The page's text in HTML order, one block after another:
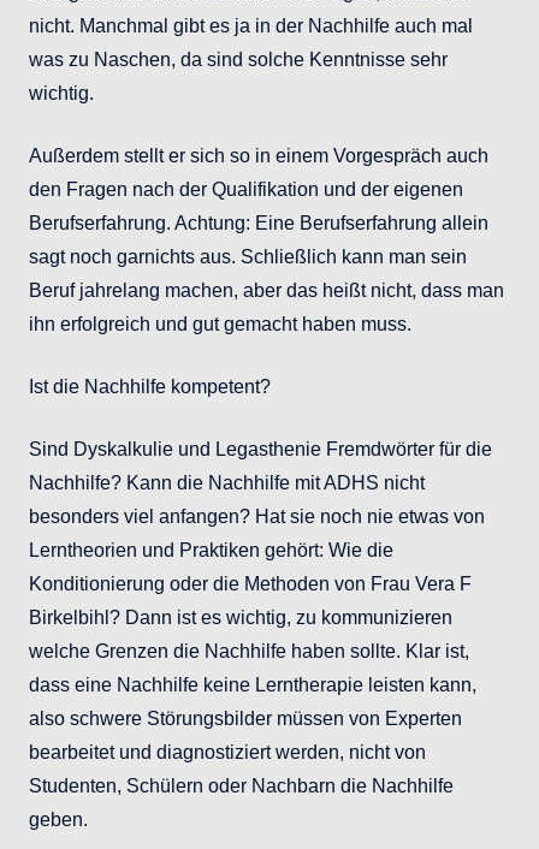
nicht. Manchmal gibt es ja in der Nachhilfe auch mal
was zu Naschen, da sind solche Kenntnisse sehr
wichtig.
Außerdem stellt er sich so in einem Vorgespräch auch
den Fragen nach der Qualifikation und der eigenen
Berufserfahrung. Achtung: Eine Berufserfahrung allein
sagt noch garnichts aus. Schließlich kann man sein
Beruf jahrelang machen, aber das heißt nicht, dass man
ihn erfolgreich und gut gemacht haben muss.
Ist die Nachhilfe kompetent?
Sind Dyskalkulie und Legasthenie Fremdwörter für die
Nachhilfe? Kann die Nachhilfe mit ADHS nicht
besonders viel anfangen? Hat sie noch nie etwas von
Lerntheorien und Praktiken gehört: Wie die
Konditionierung oder die Methoden von Frau Vera F
Birkelbihl? Dann ist es wichtig, zu kommunizieren
welche Grenzen die Nachhilfe haben sollte. Klar ist,
dass eine Nachhilfe keine Lerntherapie leisten kann,
also schwere Störungsbilder müssen von Experten
bearbeitet und diagnostiziert werden, nicht von
Studenten, Schülern oder Nachbarn die Nachhilfe
geben.